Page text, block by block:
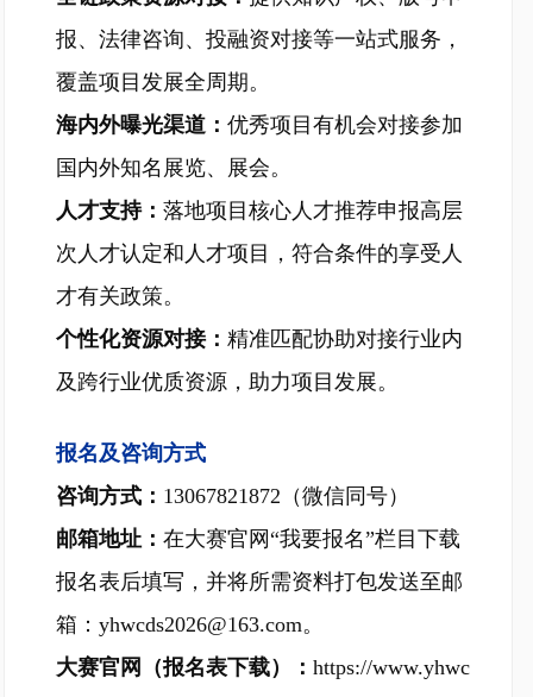
报、法律咨询、投融资对接等一站式服务，
覆盖项目发展全周期。
海内外曝光渠道： 优秀项目有机会对接参加
国内外知名展览、展会。
人才支持： 落地项目核心人才推荐申报高层
次人才认定和人才项目，符合条件的享受人
才有关政策。
个性化资源对接： 精准匹配协助对接行业内
及跨行业优质资源，助力项目发展。
报名及咨询方式
咨询方式： 13067821872（微信同号）
邮箱地址： 在大赛官网“我要报名”栏目下载
报名表后填写，并将所需资料打包发送至邮
箱：yhwcds2026@163.com。
大赛官网（报名表下载）： https://www.yhwc